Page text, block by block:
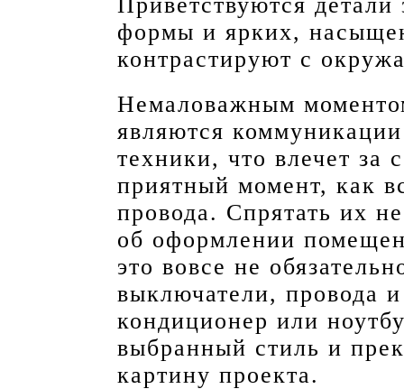
формы и ярких,
контрастируют с
Немаловажным
являются
техники, что влечет за
приятный момент, как
провода. Спрятать их
об оформлении
это вовсе не
выключатели, провода
кондиционер или
выбранный стиль и
картину проекта.